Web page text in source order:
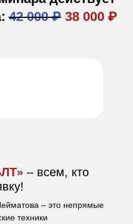
42 000 ₽ 38 000 ₽
– всем, кто
– это непрямые
техники